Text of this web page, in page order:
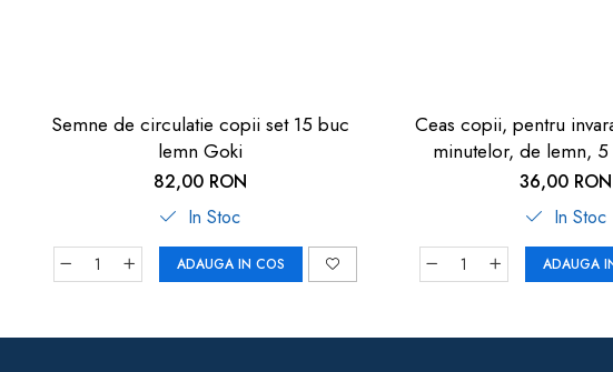
Semne de circulatie copii set 15 buc
lemn Goki
82,00 RON
In Stoc
ADAUGA IN COS
Ceas copii, pentru
minutelor, de lemn,
36,00 RON
In Stoc
ADAUGA